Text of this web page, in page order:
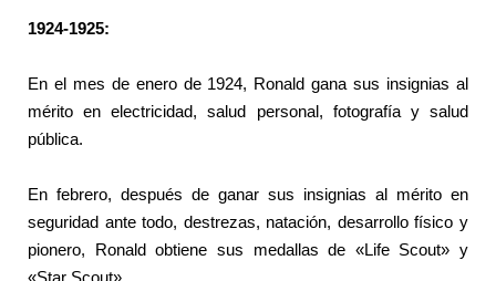
1924-1925:
En el mes de enero de 1924, Ronald gana sus insignias al
mérito en electricidad, salud personal, fotografía y salud
pública.
En febrero, después de ganar sus insignias al mérito en
seguridad ante todo, destrezas, natación, desarrollo físico y
pionero, Ronald obtiene sus medallas de «Life Scout» y
«Star Scout».